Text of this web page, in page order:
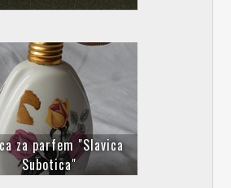
za parfem "Slavica
Subotica"